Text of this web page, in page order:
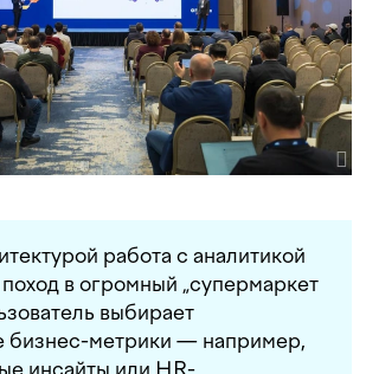
работа с аналитикой
поход в огромный „супермаркет
выбирает
бизнес-метрики — например,
инсайты или HR-